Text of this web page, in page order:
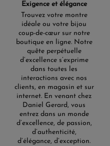
Exigence et élégance
Trouvez votre montre
idéale ou votre bijou
coup-de-cœur sur notre
boutique en ligne. Notre
quête perpétuelle
d’excellence s’exprime
dans toutes les
interactions avec nos
clients, en magasin et sur
internet. En venant chez
Daniel Gerard, vous
entrez dans un monde
d’excellence, de passion,
d’authenticité,
d’élégance, d’exception.